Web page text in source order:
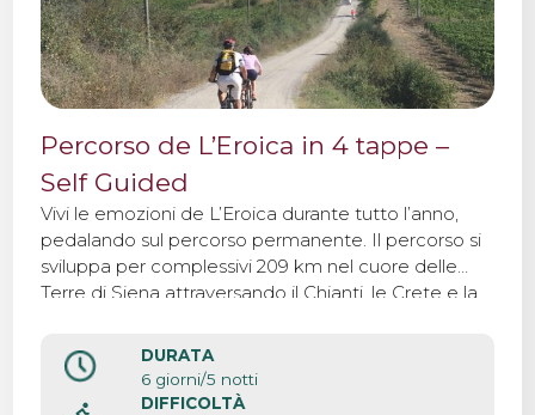
Percorso de L’Eroica in 4 tappe –
Self Guided
Vivi le emozioni de L’Eroica durante tutto l’anno,
pedalando sul percorso permanente. Il percorso si
sviluppa per complessivi 209 km nel cuore delle
Terre di Siena attraversando il Chianti, le Crete e la
leggendario paesaggio toscano.
DURATA
6 giorni/5 notti
DIFFICOLTÀ